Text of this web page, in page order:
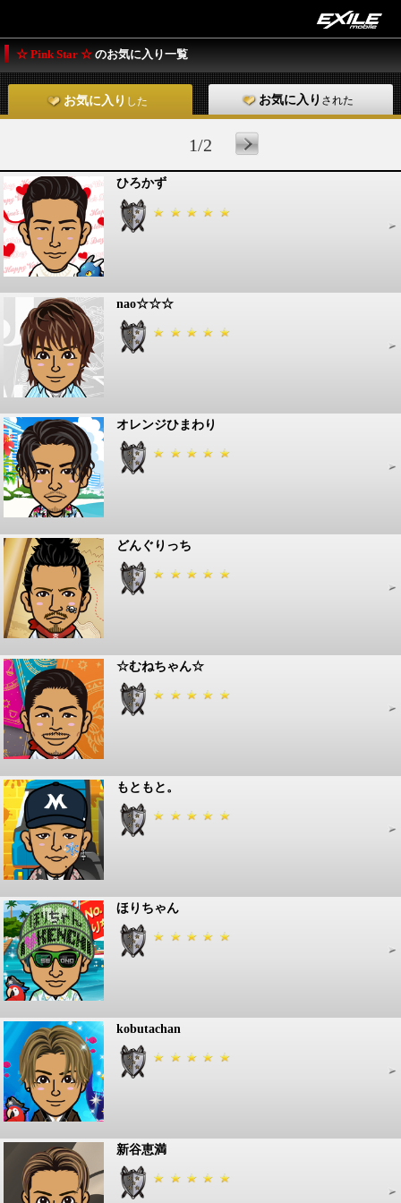
☆ Pink Star ☆ のお気に入り一覧
お気に入り した お気に入り された
1/2
ひろかず
nao☆☆☆
オレンジひまわり
どんぐりっち
☆むねちゃん☆
もともと。
ほりちゃん
kobutachan
新谷恵満